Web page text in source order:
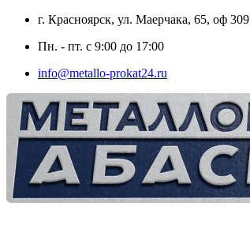
г. Красноярск, ул. Маерчака, 65, оф 309
Пн. - пт. с 9:00 до 17:00
info@metallo-prokat24.ru